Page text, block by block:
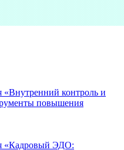
«Внутренний контроль и
повышения
«Кадровый ЭДО: